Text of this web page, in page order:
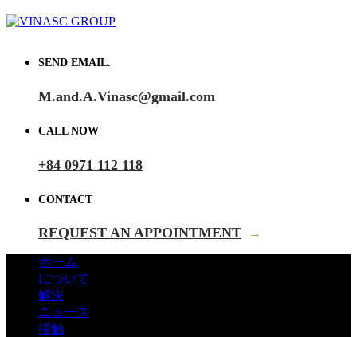
SEND EMAIL.
M.and.A.Vinasc@gmail.com
CALL NOW
+84 0971 112 118
CONTACT
REQUEST AN APPOINTMENT →
ホーム
について
解決
ニュース
接触